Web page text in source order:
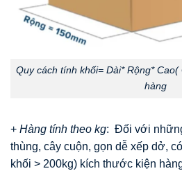
Quy cách tính khối= Dài* Rộng*
hàng
+ Hàng tính theo kg: Đối với
thùng, cây cuộn, gọn dễ xếp dở,
khối > 200kg) kích thước kiện